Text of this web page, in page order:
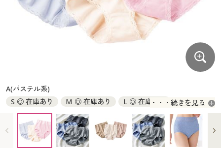
ジュニア・ティーンズ下着
大きいサイズ レディース服
大きいサイズ レディース下着
大きいサイズ 事務・制服
バーゲンセール
詳細検索
カタログ・チラシからのご注文
デジタルカタログ
カタログ無料プレゼント
大きいサイズ レディース下着
シークレットセール
商品カテゴリ一覧
カタログ無料プレゼント
会員メニュー
A(パステル系)
S ◎ 在庫あり
M ◎ 在庫あり
L ◎ 在庫あり
LL ◎ 在庫あり
3L ◎ 在庫あり 5L ◎ 在庫あり
続きを見る